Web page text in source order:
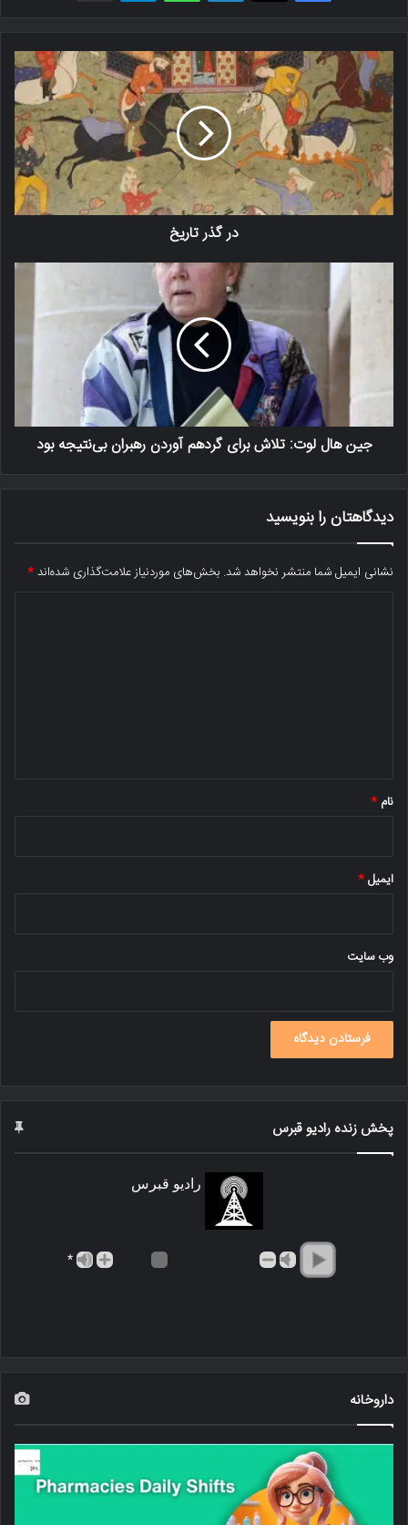
در گذر تاریخ
جین هال لوت: تلاش برای گرد‌هم آوردن رهبران بی‌نتیجه بود
دیدگاهتان را بنویسید
نشانی ایمیل شما منتشر نخواهد شد. بخش‌های موردنیاز علامت‌گذاری شده‌اند*
نام *
ایمیل*
وب‌ سایت
پخش زنده رادیو قبرس
رادیو قبرس
*
داروخانه